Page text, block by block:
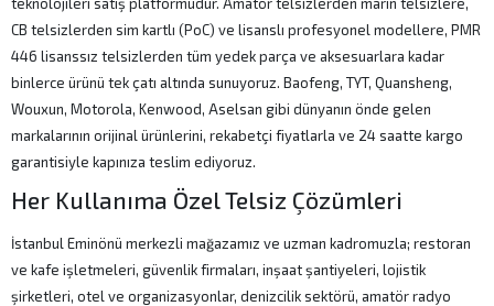
CB telsizlerden sim kartlı (PoC) ve lisanslı profesyonel modellere, PMR
446 lisanssız telsizlerden tüm yedek parça ve aksesuarlara kadar
binlerce ürünü tek çatı altında sunuyoruz. Baofeng, TYT, Quansheng,
Wouxun, Motorola, Kenwood, Aselsan gibi dünyanın önde gelen
markalarının orijinal ürünlerini, rekabetçi fiyatlarla ve 24 saatte kargo
garantisiyle kapınıza teslim ediyoruz.
Her Kullanıma Özel Telsiz Çözümleri
İstanbul Eminönü merkezli mağazamız ve uzman kadromuzla; restoran
ve kafe işletmeleri, güvenlik firmaları, inşaat şantiyeleri, lojistik
şirketleri, otel ve organizasyonlar, denizcilik sektörü, amatör radyo